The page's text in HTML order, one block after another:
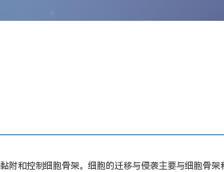
和控制细胞骨架。细胞的迁移与侵袭主要与细胞骨